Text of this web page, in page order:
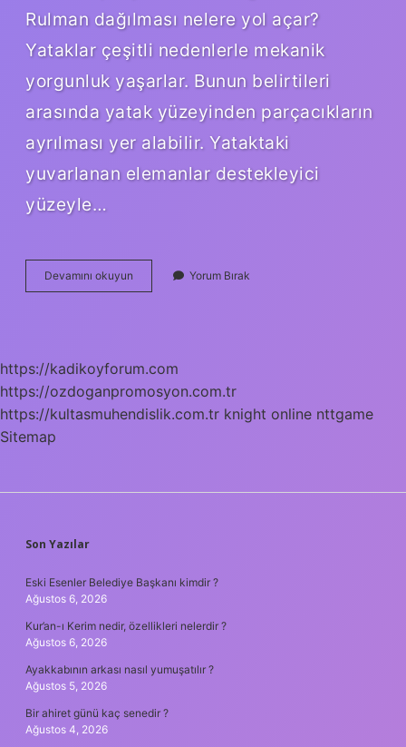
Rulman dağılması nelere yol açar?
Yataklar çeşitli nedenlerle mekanik
yorgunluk yaşarlar. Bunun belirtileri
arasında yatak yüzeyinden parçacıkların
ayrılması yer alabilir. Yataktaki
yuvarlanan elemanlar destekleyici
yüzeyle…
Devamını okuyun
Olmazsa
Yorum Bırak
https://kadikoyforum.com
https://ozdoganpromosyon.com.tr
https://kultasmuhendislik.com.tr knight online nttgame
Sitemap
SIDEBAR
Son Yazılar
Eski Esenler Belediye Başkanı kimdir ?
Ağustos 6, 2026
Kur’an-ı Kerim nedir, özellikleri nelerdir ?
Ağustos 6, 2026
Ayakkabının arkası nasıl yumuşatılır ?
Ağustos 5, 2026
Bir ahiret günü kaç senedir ?
Ağustos 4, 2026